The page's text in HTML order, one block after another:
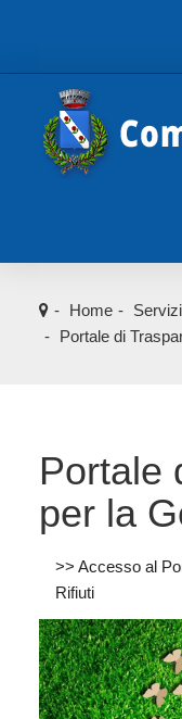
Home Servizi
Portale di
Portale
per la
>> Accesso al
Rifiuti